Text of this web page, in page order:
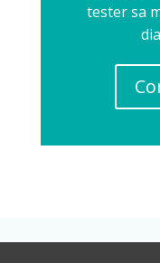
tester sa